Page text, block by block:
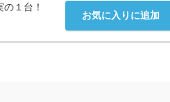
お気に入りに追加
の１台！